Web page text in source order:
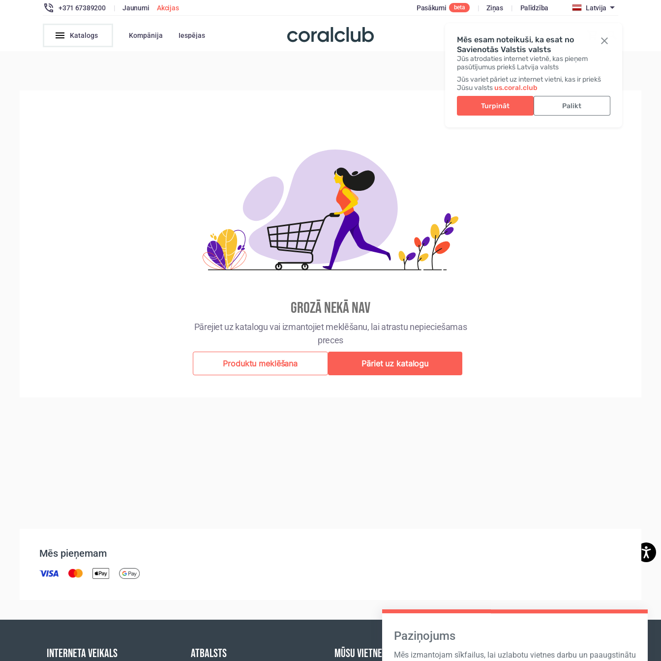
Mēs esam noteikuši, ka esat no
Savienotās Valstis valsts
Jūs atrodaties internet vietnē, kas pieņem
pasūtījumus priekš Latvija valsts
Jūs variet pāriet uz internet vietni, kas ir priekš
Jūsu valstsus.coral.club
Turpināt Palikt
+371 67389200 | Jaunumi Akcijas Pasākumi beta | Ziņas | Palīdzība Latvija
Katalogs Kompānija Iespējas Pieslēgties/Reģistrēties
GROZĀ NEKĀ NAV
Pārejiet uz katalogu vai izmantojiet meklēšanu, lai atrastu nepieciešamas
preces
Produktu meklēšana Pāriet uz katalogu
Paziņojums
Mēs izmantojam sīkfailus, lai uzlabotu vietnes darbu un paaugstinātu
Mēs pieņemam
INTERNETA VEIKALS ATBALSTS MŪSU VIETNES ABONĒT JAUNUMUS